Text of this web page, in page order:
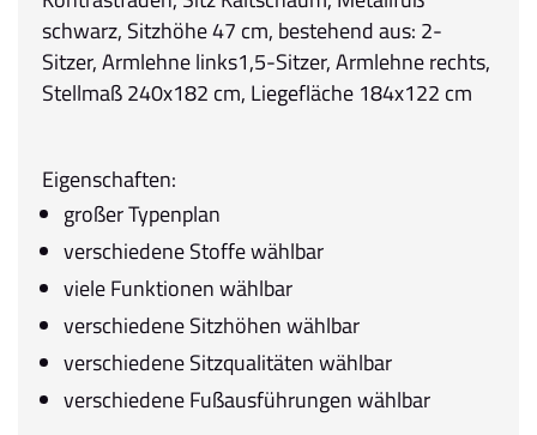
schwarz, Sitzhöhe 47 cm, bestehend aus: 2-
Sitzer, Armlehne links1,5-Sitzer, Armlehne rechts,
Stellmaß 240x182 cm, Liegefläche 184x122 cm
Eigenschaften:
großer Typenplan
verschiedene Stoffe wählbar
viele Funktionen wählbar
verschiedene Sitzhöhen wählbar
verschiedene Sitzqualitäten wählbar
verschiedene Fußausführungen wählbar